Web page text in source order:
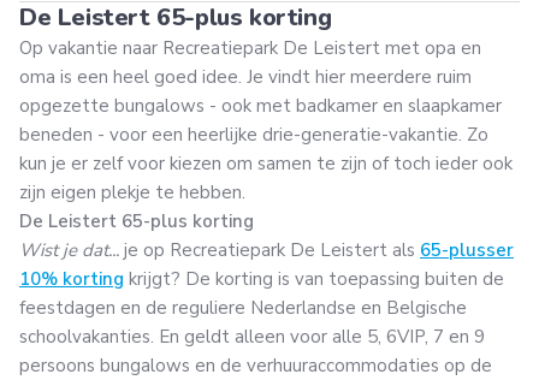
De Leistert 65-plus korting
Op vakantie naar Recreatiepark De Leistert met opa en
oma is een heel goed idee. Je vindt hier meerdere ruim
opgezette bungalows - ook met badkamer en slaapkamer
beneden - voor een heerlijke drie-generatie-vakantie. Zo
kun je er zelf voor kiezen om samen te zijn of toch ieder ook
zijn eigen plekje te hebben.
De Leistert 65-plus korting
Wist je dat... je op Recreatiepark De Leistert als 65-plusser
10% korting krijgt? De korting is van toepassing buiten de
feestdagen en de reguliere Nederlandse en Belgische
schoolvakanties. En geldt alleen voor alle 5, 6VIP, 7 en 9
persoons bungalows en de verhuuraccommodaties op de